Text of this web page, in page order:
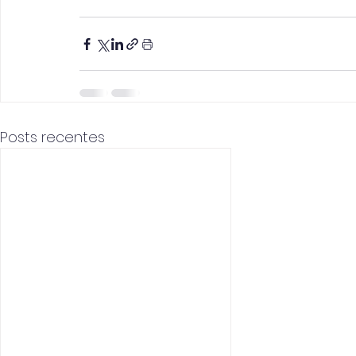
Posts recentes